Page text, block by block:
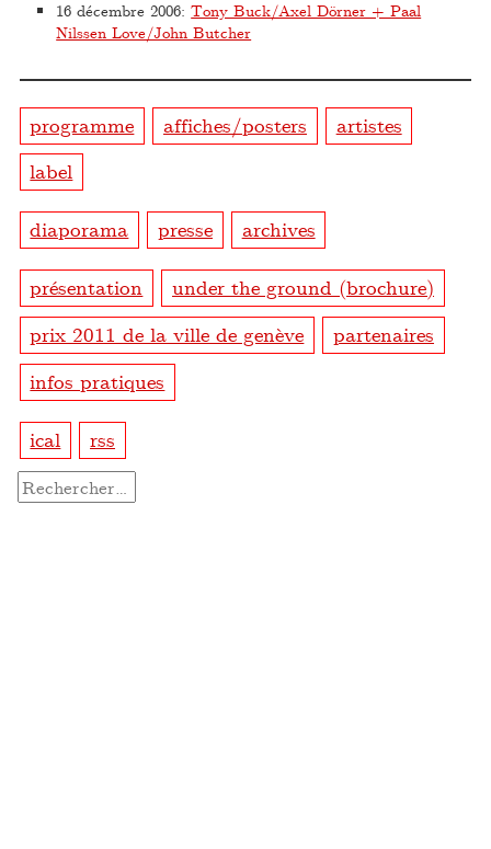
16 décembre 2006:Tony Buck/Axel Dörner + Paal
Nilssen Love/John Butcher
programme affiches/posters
artistes
label
diaporama presse archives
présentation
under the ground (brochure)
prix 2011 de la ville de genève
partenaires
infos pratiques
ical rss
Rechercher :